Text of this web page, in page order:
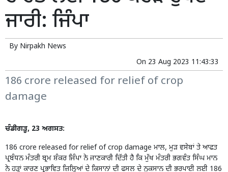
ਜਾਰੀ: ਜਿੰਪਾ
By Nirpakh News
On 23 Aug 2023 11:43:33
186 crore released for relief of crop
damage
ਚੰਡੀਗੜ੍ਹ, 23 ਅਗਸਤ:
186 crore released for relief of crop damage ਮਾਲ, ਮੁੜ ਵਸੇਬਾਂ ਤੇ ਆਫਤ
ਪ੍ਰਬੰਧਨ ਮੰਤਰੀ ਬ੍ਰਮ ਸ਼ੰਕਰ ਜਿੰਪਾ ਨੇ ਜਾਣਕਾਰੀ ਦਿੱਤੀ ਹੈ ਕਿ ਮੁੱਖ ਮੰਤਰੀ ਭਗਵੰਤ ਸਿੰਘ ਮਾਨ
ਨੇ ਹੜ੍ਹਾਂ ਕਾਰਣ ਪ੍ਰਭਾਵਿਤ ਜ਼ਿਲ੍ਹਿਆਂ ਦੇ ਕਿਸਾਨਾਂ ਦੀ ਫਸਲ ਦੇ ਨੁਕਸਾਨ ਦੀ ਭਰਪਾਈ ਲਈ 186